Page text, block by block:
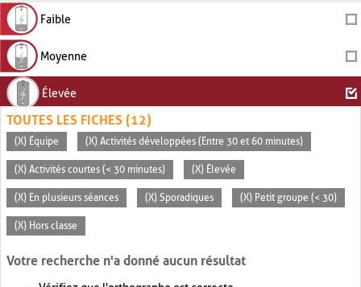
Faible
Moyenne
Élevée
TOUTES LES FICHES (12)
(X) Équipe (X) Activités développées (Entre 30 et 60 minutes)
(X) Activités courtes (< 30 minutes) (X) Élevée
(X) En plusieurs séances (X) Sporadiques (X) Petit groupe (< 30)
(X) Hors classe
Votre recherche n'a donné aucun résultat